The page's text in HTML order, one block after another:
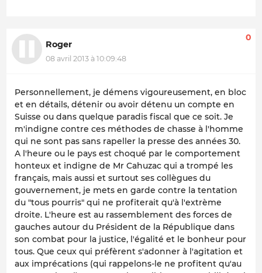
Roger
08 avril 2013 à 10:09:48
0
Personnellement, je démens vigoureusement, en bloc
et en détails, détenir ou avoir détenu un compte en
Suisse ou dans quelque paradis fiscal que ce soit. Je
m'indigne contre ces méthodes de chasse à l'homme
qui ne sont pas sans rapeller la presse des années 30.
A l'heure ou le pays est choqué par le comportement
honteux et indigne de Mr Cahuzac qui a trompé les
français, mais aussi et surtout ses collègues du
gouvernement, je mets en garde contre la tentation
du "tous pourris" qui ne profiterait qu'à l'extrème
droite. L'heure est au rassemblement des forces de
gauches autour du Président de la République dans
son combat pour la justice, l'égalité et le bonheur pour
tous. Que ceux qui préfèrent s'adonner à l'agitation et
aux imprécations (qui rappelons-le ne profitent qu'au